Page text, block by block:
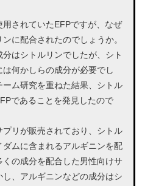
されていたEFPですが、なぜ
に配合されたのでしょうか。
はシトルリンでしたが、シト
何かしらの成分が必要でし
ム研究を重ねた結果、シトル
であることを発見したので
リが販売されており、シトル
ムに含まれるアルギニンを配
の成分を配合した男性向けサ
、アルギニンなどの成分はシ